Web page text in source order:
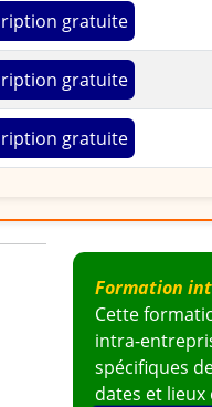
gratuite
gratuite
gratuite
Formation
Cette
intra-
spécifiques
dates et